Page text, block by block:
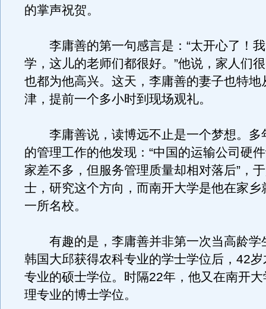
的掌声祝贺。
李庸善的第一句感言是：“太开心了！我
学，这儿的老师们都很好。”他说，家人们
也都为他高兴。这天，李庸善的妻子也特地
津，提前一个多小时到现场观礼。
李庸善说，读博远不止是一个梦想。多
的管理工作的他发现：“中国的运输公司硬
家差不多，但服务管理质量却相对落后”，
士，研究这个方向，而南开大学是他在家乡
一所名校。
有趣的是，李庸善并非第一次当高龄学
韩国大邱获得农科专业的学士学位后，42
专业的硕士学位。时隔22年，他又在南开
理专业的博士学位。